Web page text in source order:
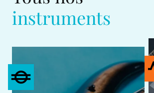
instruments